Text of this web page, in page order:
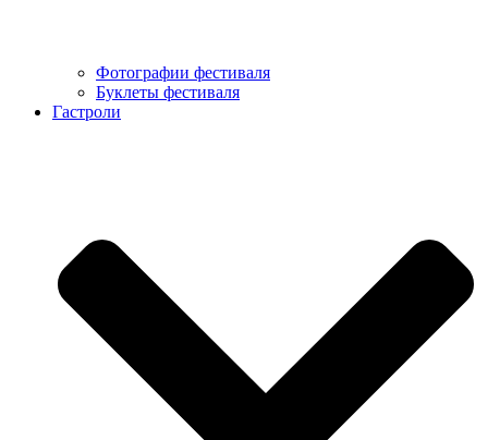
Фотографии фестиваля
Буклеты фестиваля
Гастроли